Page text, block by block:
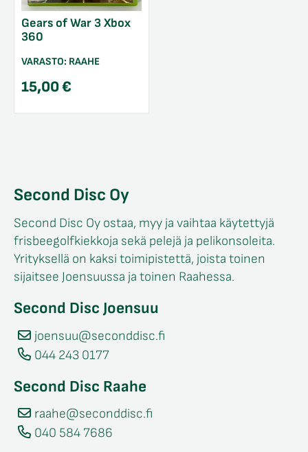
Gears of War 3 Xbox
360
VARASTO: RAAHE
15,00€
Second Disc Oy
Second Disc Oy ostaa, myy ja vaihtaa käytettyjä
frisbeegolfkiekkoja sekä pelejä ja pelikonsoleita.
Yrityksellä on kaksi toimipistettä, joista toinen
sijaitsee Joensuussa ja toinen Raahessa.
Second Disc Joensuu
joensuu@seconddisc.fi
044 243 0177
Second Disc Raahe
raahe@seconddisc.fi
040 584 7686